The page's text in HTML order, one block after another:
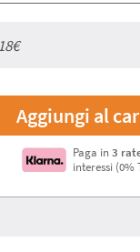
Paga in 3
interessi (0%